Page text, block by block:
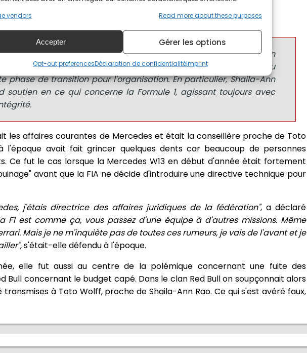
vendors
Read more about these purposes
Accepter Gérer les options
Opt-out preferencesDéclaration de confidentialitéImprint
de la FIA, je tiens à remercier Shaila-Ann pour sa contribution
de secrétaire générale intérimaire pour le sport automobile au
phase de transition pour l'organisation. En particulier, Shaila-Ann
soutien en ce qui concerne la Formule 1, agissant toujours avec
les affaires courantes de Mercedes et était la conseillère proche de Toto
l'époque avait fait grincer quelques dents car beaucoup de personnes
Ce fut le cas lorsque la Mercedes W13 en début d'année était fortement
avant que la FIA ne décide d'introduire une directive technique pour
j'étais directrice des affaires juridiques de la fédération", a déclaré
F1 est comme ça, vous passez d'une équipe à d'autres missions. Même
Mais je ne m'inquiète pas de toutes ces rumeurs, je vais de l'avant et je
, s'était-elle défendu à l'époque.
elle fut aussi au centre de la polémique concernant une fuite des
Bull concernant le budget capé. Dans le clan Red Bull on soupçonnait alors
à Toto Wolff, proche de Shaila-Ann Rao. Ce qui s'est avéré faux,